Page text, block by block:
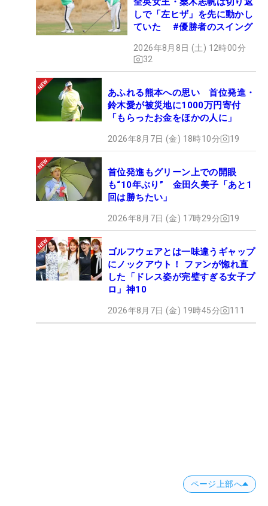
しで「左ヒザ」を先に動かし
ていた #優勝者のスイング
2026年8月8日 (土) 12時00分
32
あふれる熊本への思い 首位発進・
鈴木愛が被災地に1000万円寄付
「もらったお金をほかの人に」
2026年8月7日 (金) 18時10分 19
首位発進もグリーン上での開眼
も“10年ぶり” 金田久美子「あと1
回は勝ちたい」
2026年8月7日 (金) 17時29分 19
ゴルフウェアとは一味違うギャップ
にノックアウト！ ファンが惚れ直
した「ドレス姿が完璧すぎる女子プ
ロ」神10
2026年8月7日 (金) 19時45分 111
ページ上部へ